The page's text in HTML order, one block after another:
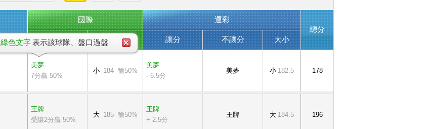
國際
運彩
總分
讓分
大小 讓分 不讓分 大小
美夢
7分贏 50%
綠色文字表示該球隊、盤口過盤
小 184 輸50%
美夢
- 6.5分
美夢 小 182.5 178
王牌
受讓2分贏 50%
大 185 輸50%
王牌
+ 2.5分
王牌 大 184.5 196